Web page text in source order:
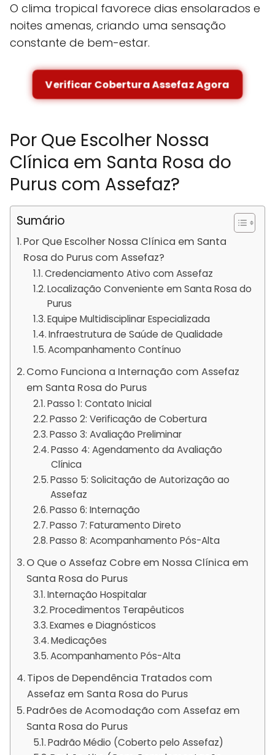
O clima tropical favorece dias ensolarados e
noites amenas, criando uma sensação
constante de bem-estar.
Verificar Cobertura Assefaz Agora
Por Que Escolher Nossa
Clínica em Santa Rosa do
Purus com Assefaz?
Sumário
Por Que Escolher Nossa Clínica em Santa
Rosa do Purus com Assefaz?
Credenciamento Ativo com Assefaz
Localização Conveniente em Santa Rosa do
Purus
Equipe Multidisciplinar Especializada
Infraestrutura de Saúde de Qualidade
Acompanhamento Contínuo
Como Funciona a Internação com Assefaz
em Santa Rosa do Purus
Passo 1: Contato Inicial
Passo 2: Verificação de Cobertura
Passo 3: Avaliação Preliminar
Passo 4: Agendamento da Avaliação
Clínica
Passo 5: Solicitação de Autorização ao
Assefaz
Passo 6: Internação
Passo 7: Faturamento Direto
Passo 8: Acompanhamento Pós-Alta
O Que o Assefaz Cobre em Nossa Clínica em
Santa Rosa do Purus
Internação Hospitalar
Procedimentos Terapêuticos
Exames e Diagnósticos
Medicações
Acompanhamento Pós-Alta
Tipos de Dependência Tratados com
Assefaz em Santa Rosa do Purus
Padrões de Acomodação com Assefaz em
Santa Rosa do Purus
Padrão Médio (Coberto pelo Assefaz)